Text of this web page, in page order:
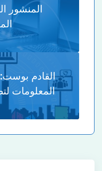
المنشور
القادم بوست:
المعلومات